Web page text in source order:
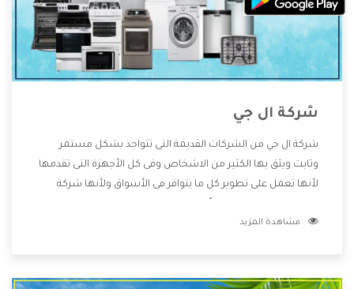
شركة ال جي
شركة ال جي من الشركات القديمة التى تتواجد بشكل مستمر
وثابت ويثق بها الكثير من الاشخاص وفى كل الأجهزة التى تقدمها
لأنها تعمل على تطوير كل ما يتوافر فى الأسواق ولأنها شركة
وتقدم للعملاء أقوى العروض والخصومات التى تسهل على
مشاهدة المزيد